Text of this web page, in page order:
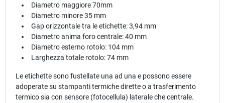
Diametro maggiore 70mm
Diametro minore 35 mm
Gap orizzontale tra le etichette: 3,94 mm
Diametro anima foro centrale: 40 mm
Diametro esterno rotolo: 104 mm
Larghezza totale rotolo: 74 mm
Le etichette sono fustellate una ad una e possono essere
adoperate su stampanti termiche dirette o a trasferimento
termico sia con sensore (fotocellula) laterale che centrale.